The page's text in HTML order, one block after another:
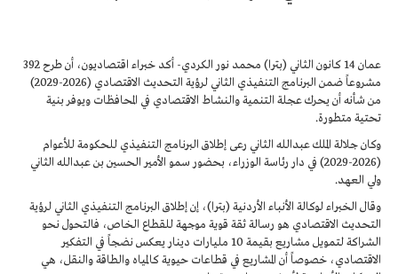
عمان 14 كانون الثاني (بترا) محمد نور الكردي- أكد خبراء اقتصاديون، أن طرح 392
مشروعاً ضمن البرنامج التنفيذي الثاني لرؤية التحديث الاقتصادي (2026-2029)
من شأنه أن يحرك عجلة التنمية والنشاط الاقتصادي في المحافظات ويوفر بنية
تحتية متطورة.
وكان جلالة الملك عبدالله الثاني رعى إطلاق البرنامج التنفيذي للحكومة للأعوام
(2026-2029) في دار رئاسة الوزراء، بحضور سمو الأمير الحسين بن عبدالله الثاني
ولي العهد.
وقال الخبراء لوكالة الأنباء الأردنية (بترا)، إن إطلاق البرنامج التنفيذي الثاني لرؤية
التحديث الاقتصادي هو رسالة ثقة قوية موجهة للقطاع الخاص، فالتحول نحو
الشراكة لتمويل مشاريع بقيمة 10 مليارات دينار يعكس نضجاً في التفكير
الاقتصادي، خصوصاً أن المشاريع في قطاعات حيوية كالمياه والطاقة والنقل، هي